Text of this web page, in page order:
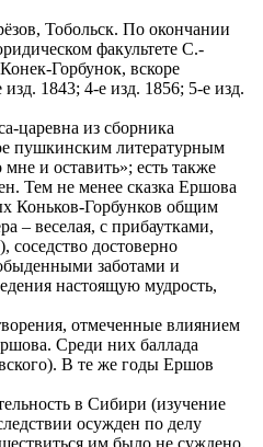
Тобольск. По окончании
факультете С.-
Горбунок, вскоре
1843; 4-е изд. 1856; 5-е изд.
царевна из сборника
пушкинским литературным
и оставить»; есть также
Тем не менее сказка Ершова
Коньков-Горбунков общим
– веселая, с прибаутками,
соседство достоверно
заботами и
настоящую мудрость,
отмеченные влиянием
Среди них баллада
В те же годы Ершов
в Сибири (изучение
осужден по делу
им было не суждено.